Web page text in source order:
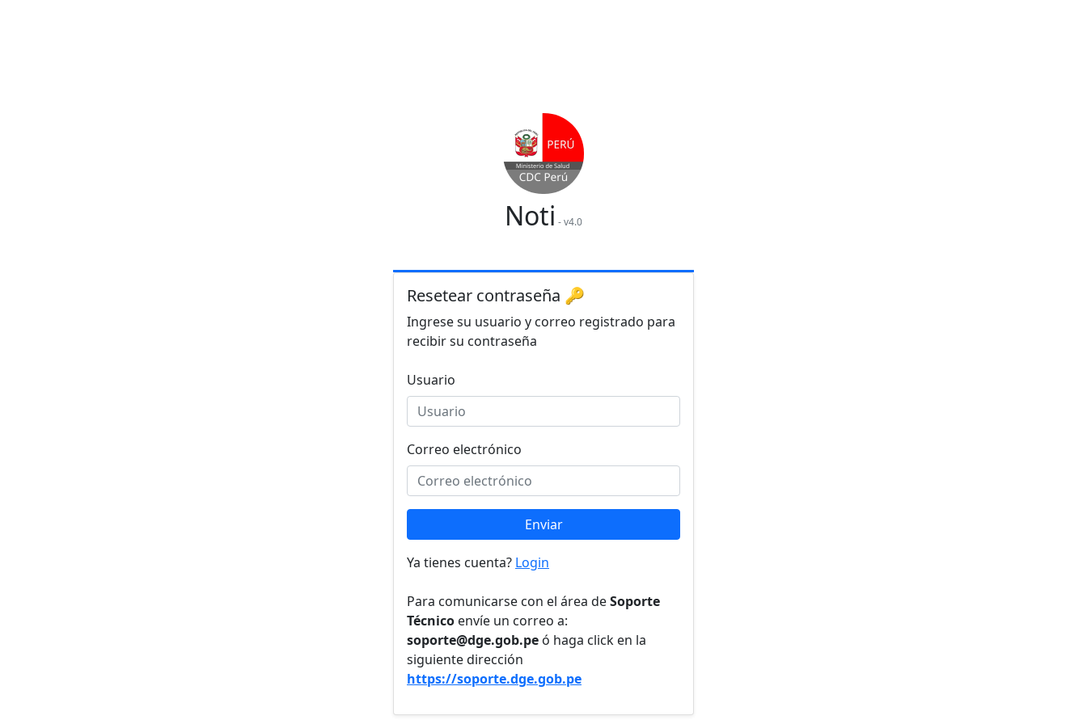
Noti - v4.0
Resetear contraseña 🔑
Ingrese su usuario y correo registrado para
recibir su contraseña
Usuario
Correo electrónico
Enviar
Ya tienes cuenta? Login
Para comunicarse con el área deSoporte
Técnico envíe un correo a:
soporte@dge.gob.pe ó haga click en la
siguiente dirección
https://soporte.dge.gob.pe